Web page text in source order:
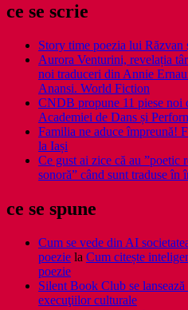
ce se scrie
Story time poezia lui
Aurora Venturini, revelația
noi traduceri din Annie
Anansi. World Fiction
CNDB propune 11 piese noi
Academiei de Dans și
Familia ne aduce împreună!
la Iași
Ce gust ai zice că au ”poetic
sonoră” când sunt traduse în
ce se spune
Cum se vede din AI
poezie la Cum citește
poezie
Silent Book Club se
execuţiilor culturale